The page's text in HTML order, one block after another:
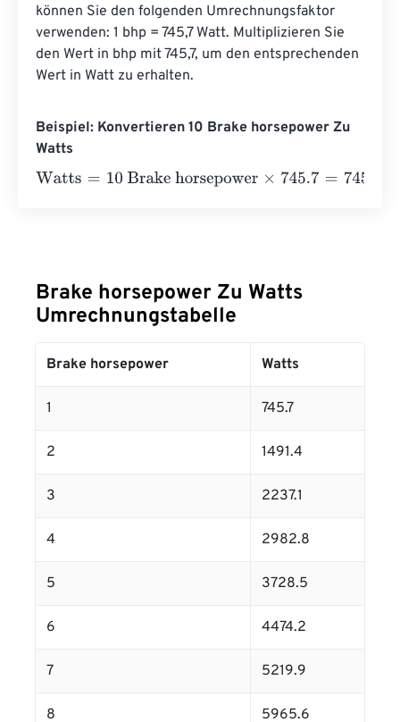
können Sie den folgenden Umrechnungsfaktor
verwenden: 1 bhp = 745,7 Watt. Multiplizieren Sie
den Wert in bhp mit 745,7, um den entsprechenden
Wert in Watt zu erhalten.
Beispiel: Konvertieren 10 Brake horsepower Zu
Watts
Watts= 10 Brake horsepower×745.7 =7457 Watts
Brake horsepower Zu Watts
Umrechnungstabelle
Brake horsepower Watts
1 745.7
2 1491.4
3 2237.1
4 2982.8
5 3728.5
6 4474.2
7 5219.9
8 5965.6